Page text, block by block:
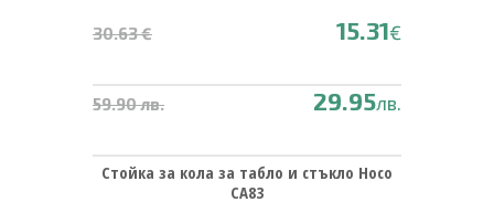
30.63 € 15.31€
59.90 лв. 29.95лв.
Стойка за кола за табло и стъкло Hoco
CA83